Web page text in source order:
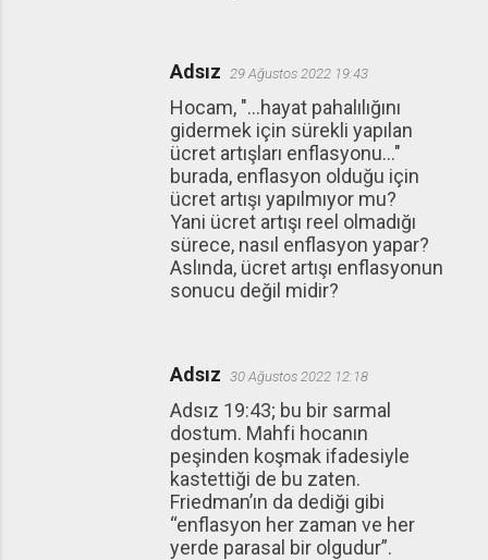
Adsız 29 Ağustos 2022 19:43
Hocam, "...hayat pahalılığını
gidermek için sürekli yapılan
ücret artışları enflasyonu..."
burada, enflasyon olduğu için
ücret artışı yapılmıyor mu?
Yani ücret artışı reel olmadığı
sürece, nasıl enflasyon yapar?
Aslında, ücret artışı enflasyonun
sonucu değil midir?
Adsız 30 Ağustos 2022 12:18
Adsız 19:43; bu bir sarmal
dostum. Mahfi hocanın
peşinden koşmak ifadesiyle
kastettiği de bu zaten.
Friedman’ın da dediği gibi
“enflasyon her zaman ve her
yerde parasal bir olgudur”.